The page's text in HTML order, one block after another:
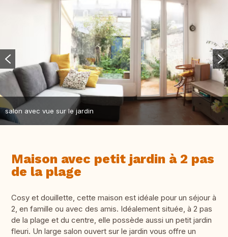
salon avec vue sur le jardin
Maison avec petit jardin à 2 pas
de la plage
Cosy et douillette, cette maison est idéale pour un séjour à
2, en famille ou avec des amis. Idéalement située, à 2 pas
de la plage et du centre, elle possède aussi un petit jardin
fleuri. Un large salon ouvert sur le jardin vous offre un